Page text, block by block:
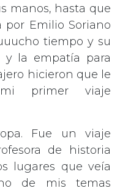
manos, hasta que
Emilio Soriano
tiempo y su
y la empatía para
hicieron que le
primer viaje
Fue un viaje
de historia
lugares que veía
de mis temas